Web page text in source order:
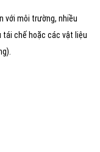
với môi trường, nhiều
chế hoặc các vật liệu